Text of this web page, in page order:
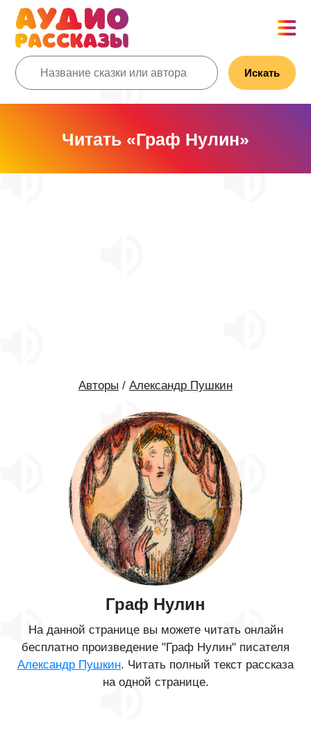
Искать
Читать «Граф Нулин»
Авторы / Александр Пушкин
Граф Нулин
На данной странице вы можете читать онлайн
бесплатно произведение "Граф Нулин" писателя
Александр Пушкин. Читать полный текст рассказа
на одной странице.